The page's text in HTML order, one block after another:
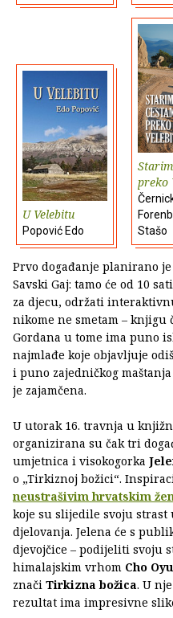
U Velebitu
Popović Edo
preko
Stašo
Prvo događanje planirano
Savski Gaj: tamo će od 10 sati
za djecu, održati
nikome ne smetam – knjigu
Gordana u tome ima puno
najmlađe koje objavljuje
i puno zajedničkog
je zajamčena.
U utorak 16. travnja u
organizirana su čak tri
umjetnica i visokogorka
o „Tirkiznoj božici“.
neustrašivim hrvatskim
koje su slijedile svoju strast
djelovanja. Jelena će s
djevojčice – podijeliti svoju
himalajskim vrhom Cho Oyu
znači Tirkizna božica. U
rezultat ima impresivne